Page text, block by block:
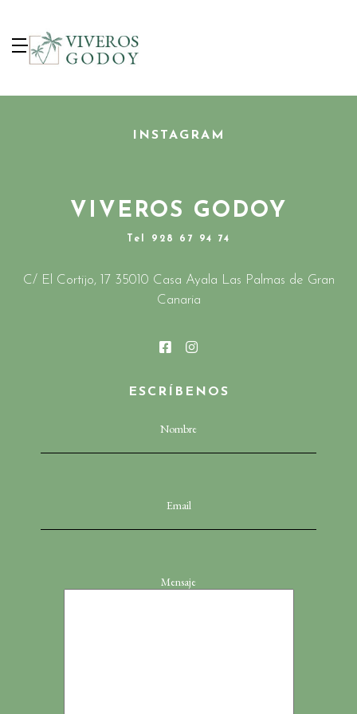
INSTAGRAM
VIVEROS GODOY
Tel 928 67 94 74
C/ El Cortijo, 17 35010 Casa Ayala Las Palmas de Gran
Canaria
ESCRÍBENOS
Nombre
Email
Mensaje